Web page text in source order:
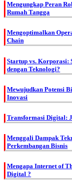
Mengungkap Peran
Rumah Tangga
Mengoptimalkan
Chain
Startup vs. Korporasi:
dengan Teknologi?
Mewujudkan Potensi
Inovasi
Transformasi Digital:
Menggali Dampak
Perkembangan Bisnis
Mengapa Internet of
Digital ?